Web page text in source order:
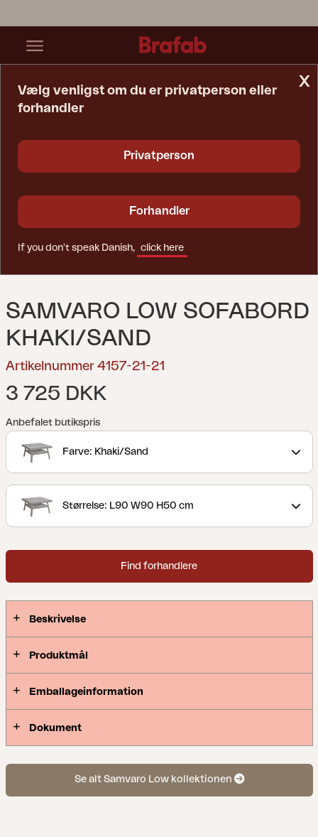
SAMVARO LOW SOFABORD
KHAKI/SAND
Artikelnummer 4157-21-21
3 725 DKK
Anbefalet butikspris
Farve: Khaki/Sand
Størrelse: L90 W90 H50 cm
Find forhandlere
Beskrivelse
Produktmål
Emballageinformation
Dokument
Se alt Samvaro Low kollektionen
x
Vælg venligst om du er privatperson eller
forhandler
Privatperson
Forhandler
If you don't speak Danish, click here